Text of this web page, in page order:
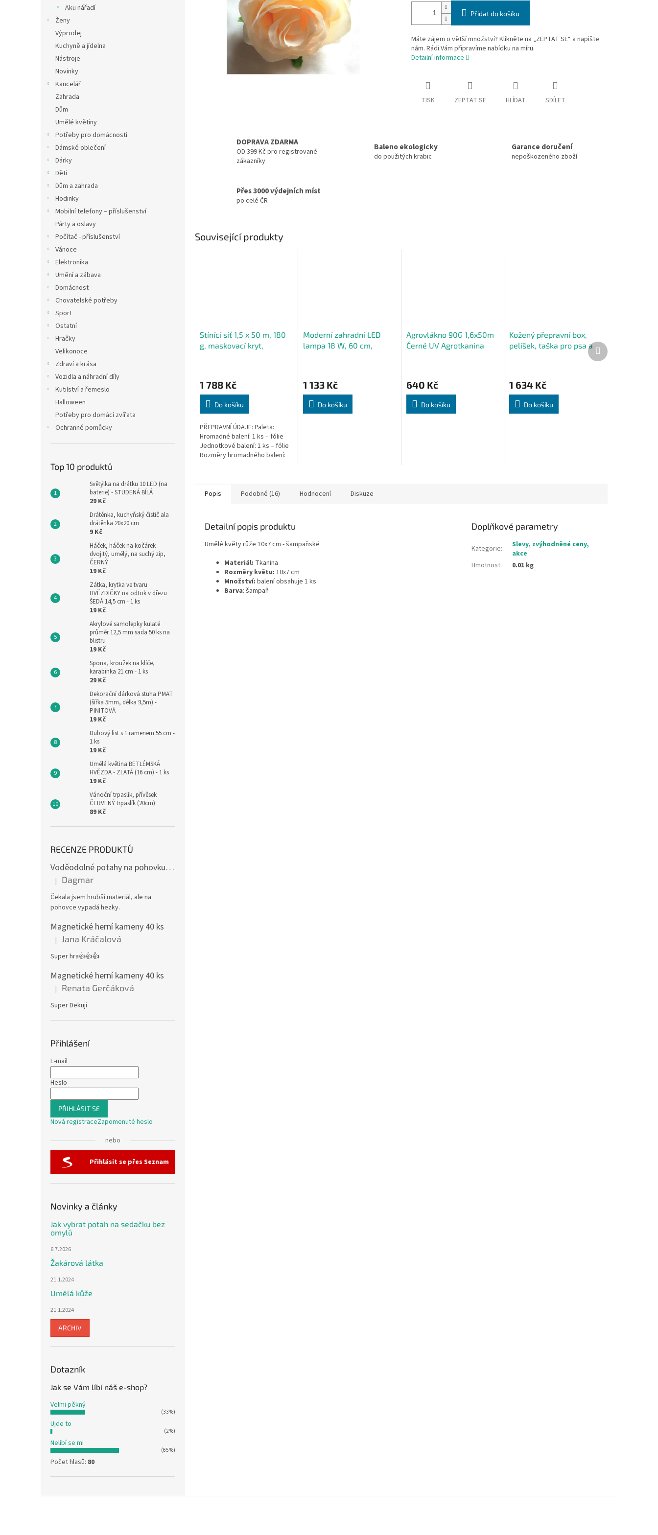
Aku nářadí
Ženy
Výprodej
Kuchyně a jídelna
Nástroje
Novinky
Kancelář
Zahrada
Dům
Umělé květiny
Potřeby pro domácnosti
Dámské oblečení
Dárky
Děti
Dům a zahrada
Hodinky
Mobilní telefony – příslušenství
Párty a oslavy
Počítač - příslušenství
Vánoce
Elektronika
Umění a zábava
Domácnost
Chovatelské potřeby
Sport
Ostatní
Hračky
Velikonoce
Zdraví a krása
Vozidla a náhradní díly
Kutilství a řemeslo
Halloween
Potřeby pro domácí zvířata
Ochranné pomůcky
Top 10 produktů
Světýlka na drátku 10 LED (na
baterie) - STUDENÁ BÍLÁ
29 Kč
Drátěnka, kuchyňský čistič ala
drátěnka 20x20 cm
9 Kč
Háček, háček na kočárek
dvojitý, umělý, na suchý zip,
ČERNÝ
19 Kč
Zátka, krytka ve tvaru
HVĚZDIČKY na odtok v dřezu
ŠEDÁ 14,5 cm - 1 ks
19 Kč
Akrylové samolepky kulaté
průměr 12,5 mm sada 50 ks na
blistru
19 Kč
Spona, kroužek na klíče,
karabinka 21 cm - 1 ks
29 Kč
Dekorační dárková stuha PMAT
(šířka 5mm, délka 9,5m) -
PINITOVÁ
19 Kč
Dubový list s 1 ramenem 55 cm -
1 ks
19 Kč
Umělá květina BETLÉMSKÁ
HVĚZDA - ZLATÁ (16 cm) - 1 ks
19 Kč
Vánoční trpaslík, přívěsek
ČERVENÝ trpaslík (20cm)
89 Kč
RECENZE PRODUKTŮ
Voděodolné potahy na pohovku se vzorem
Hodnocení produktu je 4 z 5 hvězdiček.
| Dagmar
Čekala jsem hrubší materiál, ale na
pohovce vypadá hezky.
Magnetické herní kameny 40 ks
Hodnocení produktu je 5 z 5 hvězdiček.
| Jana Kráčalová
Super hra👍👍👍
Magnetické herní kameny 40 ks
Hodnocení produktu je 5 z 5 hvězdiček.
| Renata Gerčáková
Super Dekuji
Přihlášení
E-mail
Heslo
PŘIHLÁSIT SE
Nová registraceZapomenuté heslo
nebo
Přihlásit se přes Seznam
Novinky a články
Jak vybrat potah na sedačku bez
omylů
6.7.2026
Žakárová látka
21.1.2024
Umělá kůže
21.1.2024
ARCHIV
Dotazník
Jak se Vám líbí náš e-shop?
Velmi pěkný
(33%)
Ujde to
(2%)
Nelíbí se mi
(65%)
Počet hlasů: 80
Přidat do košíku
Máte zájem o větší množství? Klikněte na „ZEPTAT SE“ a napište
nám. Rádi Vám připravíme nabídku na míru.
Detailní informace
TISK ZEPTAT SE HLÍDAT SDÍLET
DOPRAVA ZDARMA
OD 399 Kč pro registrované
zákazníky
Baleno ekologicky
do použitých krabic
Garance doručení
nepoškozeného zboží
Přes 3000 výdejních míst
po celé ČR
Související produkty
Stínící síť 1,5 x 50 m, 180
g, maskovací kryt,
1 788 Kč
Do košíku
PŘEPRAVNÍ ÚDAJE: Paleta:
Hromadné balení: 1 ks – fólie
Jednotkové balení: 1 ks – fólie
Rozměry hromadného balení:
Moderní zahradní LED
lampa 18 W, 60 cm,
1 133 Kč
Do košíku
Agrovlákno 90G 1,6x50m
Černé UV Agrotkanina
640 Kč
Do košíku
Kožený přepravní box,
pelíšek, taška pro psa a
kočku do auta PREMIUM
1 634 Kč
Do košíku
Další
produkt
Popis Podobné (16) Hodnocení Diskuze
Detailní popis produktu
Umělé květy růže 10x7 cm - šampaňské
Materiál: Tkanina
Rozměry květu: 10x7 cm
Množství: balení obsahuje 1 ks
Barva: šampaň
Doplňkové parametry
Kategorie:
Slevy, zvýhodněné ceny,
akce
Hmotnost: 0.01 kg